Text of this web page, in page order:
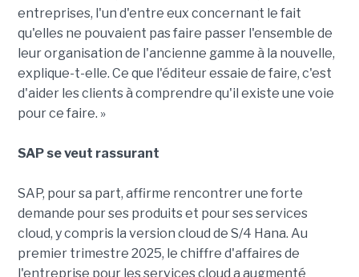
entreprises, l'un d'entre eux concernant le fait
qu'elles ne pouvaient pas faire passer l'ensemble de
leur organisation de l'ancienne gamme à la nouvelle,
explique-t-elle. Ce que l'éditeur essaie de faire, c'est
d'aider les clients à comprendre qu'il existe une voie
pour ce faire. »
SAP se veut rassurant
SAP, pour sa part, affirme rencontrer une forte
demande pour ses produits et pour ses services
cloud, y compris la version cloud de S/4 Hana. Au
premier trimestre 2025, le chiffre d'affaires de
l'entreprise pour les services cloud a augmenté